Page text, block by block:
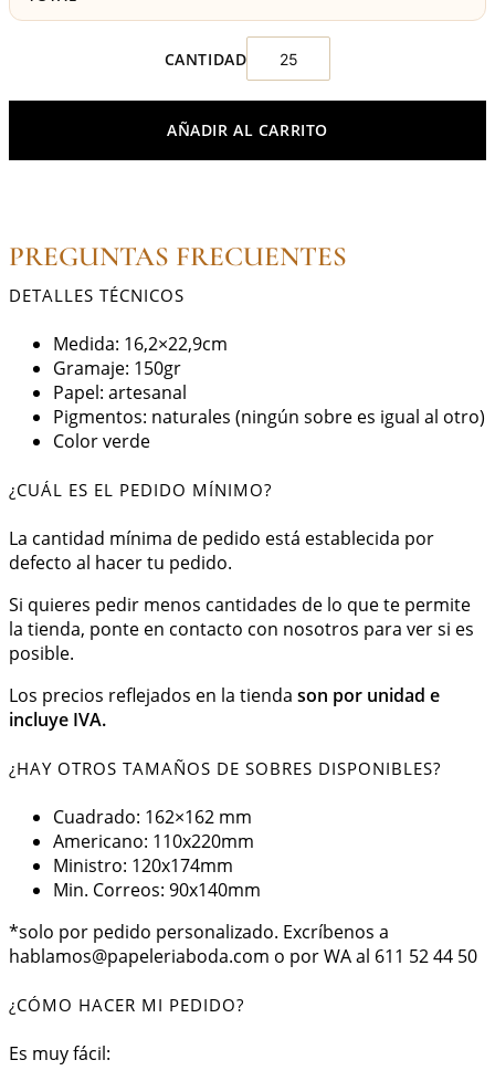
AÑADIR AL CARRITO
PREGUNTAS FRECUENTES
DETALLES TÉCNICOS
Medida: 16,2×22,9cm
Gramaje: 150gr
Papel: artesanal
Pigmentos: naturales (ningún sobre es igual al otro)
Color verde
¿CUÁL ES EL PEDIDO MÍNIMO?
La cantidad mínima de pedido está establecida por
defecto al hacer tu pedido.
Si quieres pedir menos cantidades de lo que te permite
la tienda, ponte en contacto con nosotros para ver si es
posible.
Los precios reflejados en la tienda son por unidad e
incluye IVA.
¿HAY OTROS TAMAÑOS DE SOBRES DISPONIBLES?
Cuadrado: 162×162 mm
Americano: 110x220mm
Ministro: 120x174mm
Min. Correos: 90x140mm
*solo por pedido personalizado. Excríbenos a
hablamos@papeleriaboda.com o por WA al 611 52 44 50
¿CÓMO HACER MI PEDIDO?
Es muy fácil: